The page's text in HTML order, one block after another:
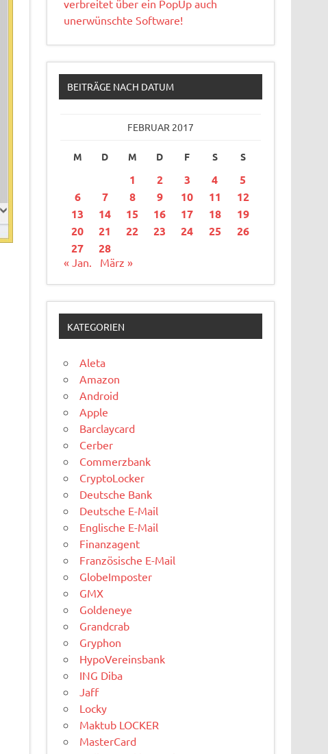
verbreitet über ein PopUp auch
unerwünschte Software!
BEITRÄGE NACH DATUM
FEBRUAR 2017
M D M D F S S
1 2 3 4
5
6
7 8 9 10 11
12
13
14 15 16 17 18
19
20
21 22 23 24 25
26
27
28
« Jan. März »
KATEGORIEN
Aleta
Amazon
Android
Apple
Barclaycard
Cerber
Commerzbank
CryptoLocker
Deutsche Bank
Deutsche E-Mail
Englische E-Mail
Finanzagent
Französische E-Mail
GlobeImposter
GMX
Goldeneye
Grandcrab
Gryphon
HypoVereinsbank
ING Diba
Jaff
Locky
Maktub LOCKER
MasterCard